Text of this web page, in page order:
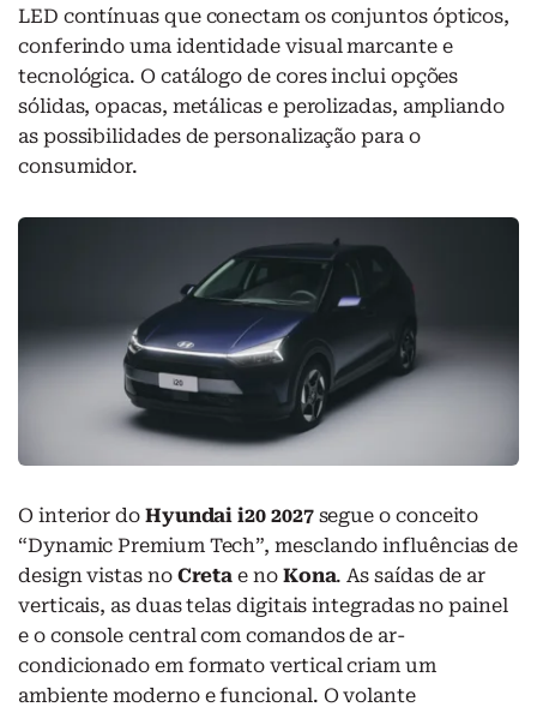
LED contínuas que conectam os conjuntos ópticos,
conferindo uma identidade visual marcante e
tecnológica. O catálogo de cores inclui opções
sólidas, opacas, metálicas e perolizadas, ampliando
as possibilidades de personalização para o
consumidor.
O interior do Hyundai i20 2027segue o conceito
“Dynamic Premium Tech”, mesclando influências de
design vistas no Creta e no Kona. As saídas de ar
verticais, as duas telas digitais integradas no painel
e o console central com comandos de ar-
condicionado em formato vertical criam um
ambiente moderno e funcional. O volante